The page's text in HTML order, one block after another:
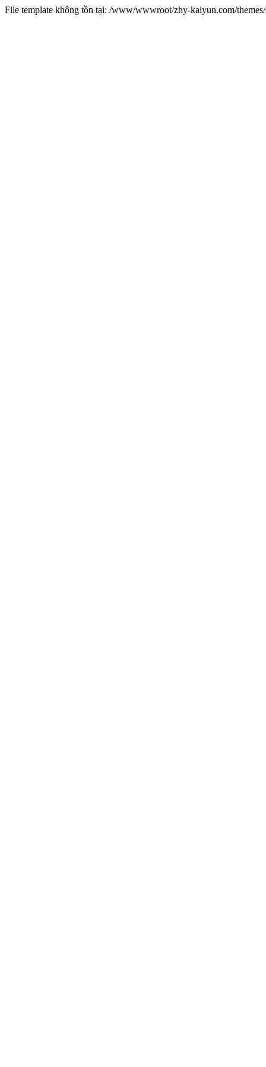
File template không tồn tại: /www/wwwroot/zhy-kaiyun.com/